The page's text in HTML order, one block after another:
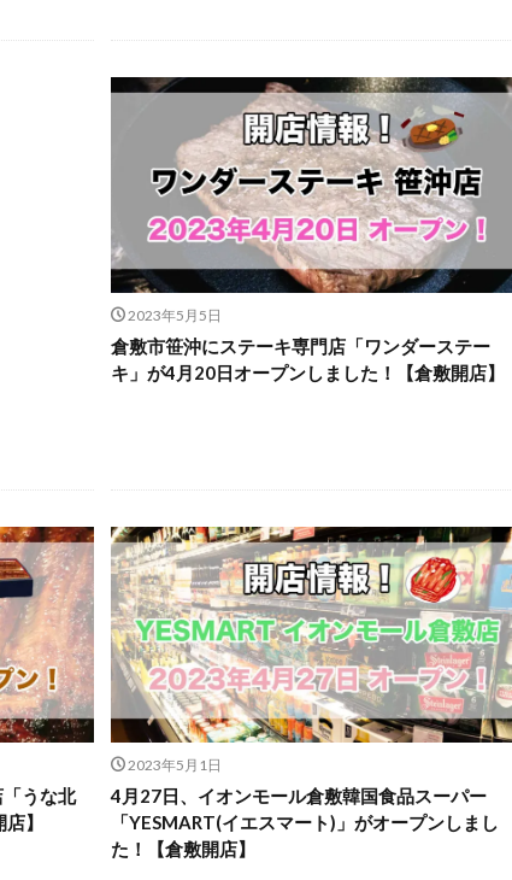
2023年5月5日
倉敷市笹沖にステーキ専門店「ワンダーステー
キ」が4月20日オープンしました！【倉敷開店】
うな北
】
2023年5月1日
4月27日、イオンモール倉敷韓国食品スーパー
「YESMART(イエスマート)」がオープンしまし
た！【倉敷開店】